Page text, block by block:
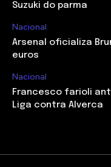
Suzuki do parma
Nacional
Arsenal oficializa
euros
Nacional
Francesco farioli
Liga contra Alverca